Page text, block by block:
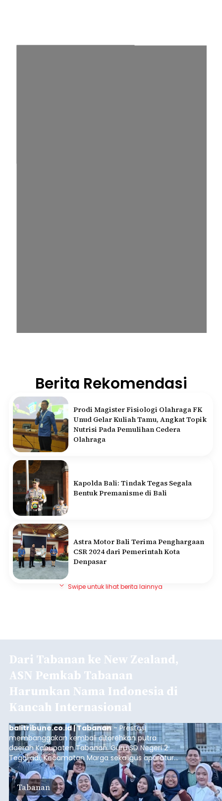
Berita Rekomendasi
Prodi Magister Fisiologi Olahraga FK
Unud Gelar Kuliah Tamu, Angkat Topik
Nutrisi Pada Pemulihan Cedera
Olahraga
Kapolda Bali: Tindak Tegas Segala
Bentuk Premanisme di Bali
Astra Motor Bali Terima Penghargaan
CSR 2024 dari Pemerintah Kota
Denpasar
Swipe untuk lihat berita lainnya
Dari Tabanan ke New Zealand,
ASN Pemkab Tabanan
Harumkan Nama Indonesia di
Kancah Internasional
balitribune.co.id | Tabanan- Prestasi
membanggakan kembali ditorehkan putra
daerah Kabupaten Tabanan. Guru SD Negeri 2
Tegaljadi, Kecamatan Marga sekaligus aparatur
sipil negara (ASN) Pemerintah Kabupaten
Tabanan, I Ketut Darjika Astu (31), berhasil lolos
dalam program beasiswa bergengsi New Zealand
English Language Training for Officials (NZELTO)
Tabanan